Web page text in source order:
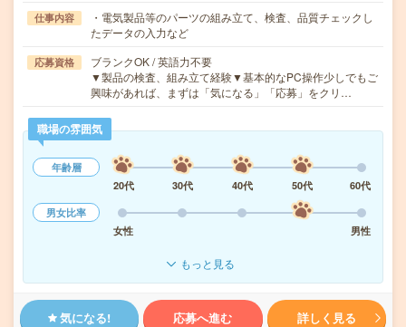
仕事内容
・電気製品等のパーツの組み立て、検査、品質チェックし
たデータの入力など
応募資格
ブランクOK / 英語力不要
▼製品の検査、組み立て経験▼基本的なPC操作少しでもご
興味があれば、まずは「気になる」「応募」をクリ…
職場の雰囲気
年齢層
20代
30代 40代 50代
60代
男女比率
女性
男性
もっと見る
気になる! 応募へ進む 詳しく見る